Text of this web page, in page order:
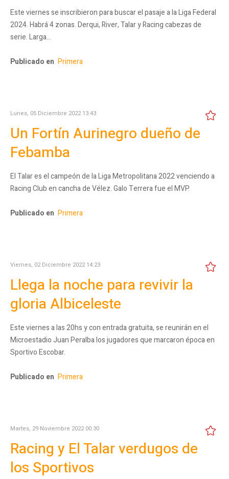
Este viernes se inscribieron para buscar el pasaje a la Liga Federal
2024. Habrá 4 zonas. Derqui, River, Talar y Racing cabezas de
serie. Larga…
Publicado en Primera
Lunes, 05 Diciembre 2022 13:43
Un Fortín Aurinegro dueño de
Febamba
El Talar es el campeón de la Liga Metropolitana 2022 venciendo a
Racing Club en cancha de Vélez. Galo Terrera fue el MVP.
Publicado en Primera
Viernes, 02 Diciembre 2022 14:23
Llega la noche para revivir la
gloria Albiceleste
Este viernes a las 20hs y con entrada gratuita, se reunirán en el
Microestadio Juan Peralba los jugadores que marcaron época en
Sportivo Escobar.
Publicado en Primera
Martes, 29 Noviembre 2022 00:30
Racing y El Talar verdugos de
los Sportivos